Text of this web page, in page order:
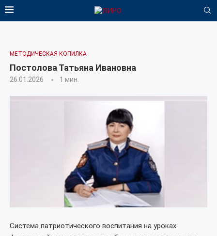
МЕТОДИЧЕСКАЯ КОПИЛКА
Постолова Татьяна Ивановна
26.01.2026 1 мин.
Система патриотического воспитания на уроках